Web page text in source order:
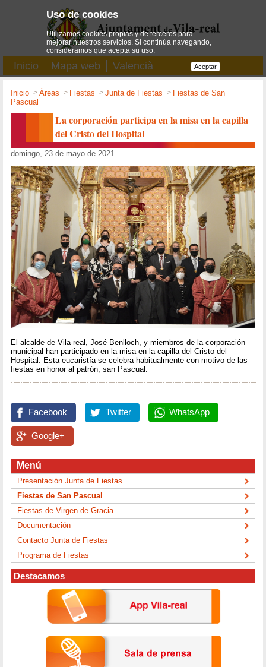
Inicio Mapa web Valencià
Inicio ->Áreas -> Fiestas ->Junta de Fiestas -> Fiestas de San
Pascual
La corporación participa en la misa en la capilla
del Cristo del Hospital
domingo, 23 de mayo de 2021
El alcalde de Vila-real, José Benlloch, y miembros de la corporación
municipal han participado en la misa en la capilla del Cristo del
Hospital. Esta eucaristía se celebra habitualmente con motivo de las
fiestas en honor al patrón, san Pascual.
Facebook Twitter WhatsApp
Google+
Menú
Presentación Junta de Fiestas
Fiestas de San Pascual
Fiestas de Virgen de Gracia
Documentación
Contacto Junta de Fiestas
Programa de Fiestas
Destacamos
Uso de cookies
Utilizamos cookies propias y de terceros para
mejorar nuestros servicios. Si continúa navegando,
consideramos que acepta su uso.
Aceptar